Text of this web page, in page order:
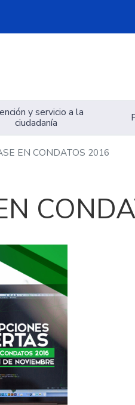
y servicio a la
ciudadanía
EN CONDATOS 2016